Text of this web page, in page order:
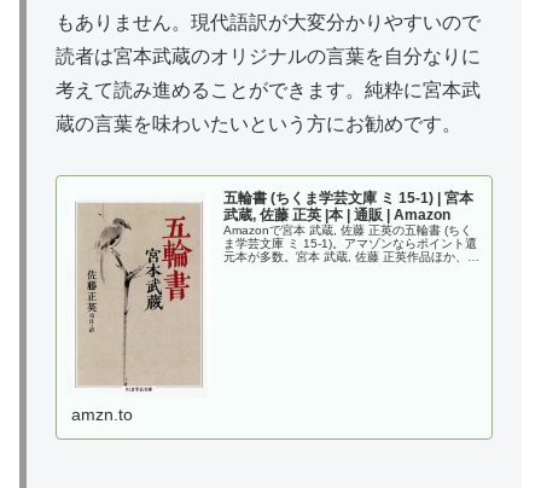
もありません。現代語訳が大変分かりやすいので
読者は宮本武蔵のオリジナルの言葉を自分なりに
考えて読み進めることができます。純粋に宮本武
蔵の言葉を味わいたいという方にお勧めです。
五輪書 (ちくま学芸文庫 ミ 15-1) | 宮本
武蔵, 佐藤 正英 |本 | 通販 | Amazon
Amazonで宮本 武蔵, 佐藤 正英の五輪書 (ちく
ま学芸文庫 ミ 15-1)。アマゾンならポイント還
元本が多数。宮本 武蔵, 佐藤 正英作品ほか、お
amzn.to